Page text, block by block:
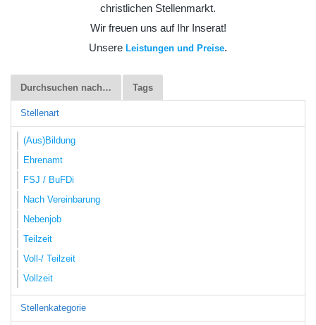
christlichen Stellenmarkt.
Wir freuen uns auf Ihr Inserat!
Unsere Leistungen und Preise.
Durchsuchen nach… Tags
Stellenart
(Aus)Bildung
Ehrenamt
FSJ / BuFDi
Nach Vereinbarung
Nebenjob
Teilzeit
Voll-/ Teilzeit
Vollzeit
Stellenkategorie